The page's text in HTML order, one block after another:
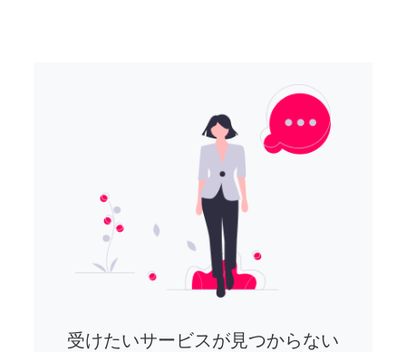
受けたいサービスが見つからない